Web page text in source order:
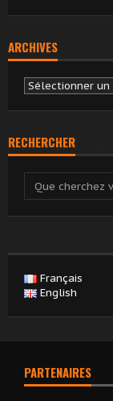
ARCHIVES
Archives
RECHERCHER
Français
English
PARTENAIRES